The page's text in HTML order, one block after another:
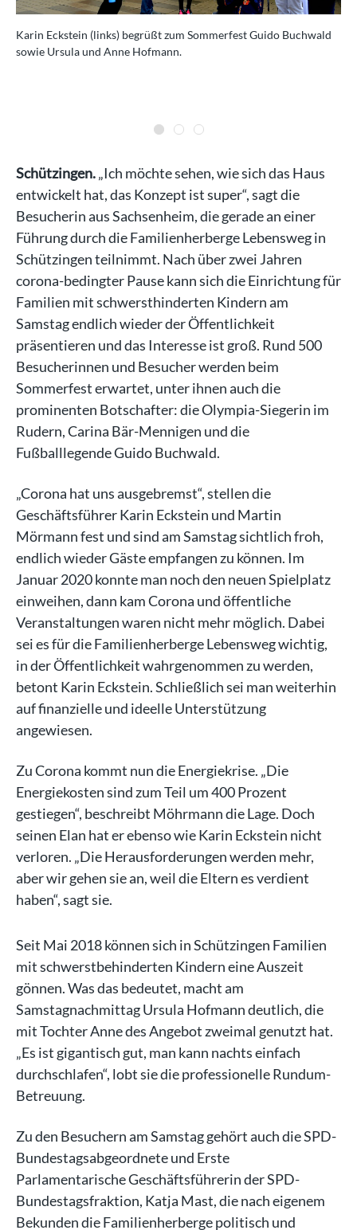
Karin Eckstein (links) begrüßt zum Sommerfest Guido Buchwald
sowie Ursula und Anne Hofmann.
Schützingen.„Ich möchte sehen, wie sich das Haus
entwickelt hat, das Konzept ist super“, sagt die
Besucherin aus Sachsenheim, die gerade an einer
Führung durch die Familienherberge Lebensweg in
Schützingen teilnimmt. Nach über zwei Jahren
corona-bedingter Pause kann sich die Einrichtung für
Familien mit schwersthinderten Kindern am
Samstag endlich wieder der Öffentlichkeit
präsentieren und das Interesse ist groß. Rund 500
Besucherinnen und Besucher werden beim
Sommerfest erwartet, unter ihnen auch die
prominenten Botschafter: die Olympia-Siegerin im
Rudern, Carina Bär-Mennigen und die
Fußballlegende Guido Buchwald.
„Corona hat uns ausgebremst“, stellen die
Geschäftsführer Karin Eckstein und Martin
Mörmann fest und sind am Samstag sichtlich froh,
endlich wieder Gäste empfangen zu können. Im
Januar 2020 konnte man noch den neuen Spielplatz
einweihen, dann kam Corona und öffentliche
Veranstaltungen waren nicht mehr möglich. Dabei
sei es für die Familienherberge Lebensweg wichtig,
in der Öffentlichkeit wahrgenommen zu werden,
betont Karin Eckstein. Schließlich sei man weiterhin
auf finanzielle und ideelle Unterstützung
angewiesen.
Zu Corona kommt nun die Energiekrise. „Die
Energiekosten sind zum Teil um 400 Prozent
gestiegen“, beschreibt Möhrmann die Lage. Doch
seinen Elan hat er ebenso wie Karin Eckstein nicht
verloren. „Die Herausforderungen werden mehr,
aber wir gehen sie an, weil die Eltern es verdient
haben“, sagt sie.
Seit Mai 2018 können sich in Schützingen Familien
mit schwerstbehinderten Kindern eine Auszeit
gönnen. Was das bedeutet, macht am
Samstagnachmittag Ursula Hofmann deutlich, die
mit Tochter Anne des Angebot zweimal genutzt hat.
„Es ist gigantisch gut, man kann nachts einfach
durchschlafen“, lobt sie die professionelle Rundum-
Betreuung.
Zu den Besuchern am Samstag gehört auch die SPD-
Bundestagsabgeordnete und Erste
Parlamentarische Geschäftsführerin der SPD-
Bundestagsfraktion, Katja Mast, die nach eigenem
Bekunden die Familienherberge politisch und